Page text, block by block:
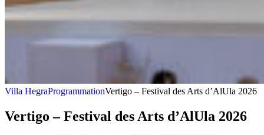
Villa HegraProgrammationVertigo – Festival des Arts d’AlUla 2026
Vertigo – Festival des Arts d’AlUla 2026